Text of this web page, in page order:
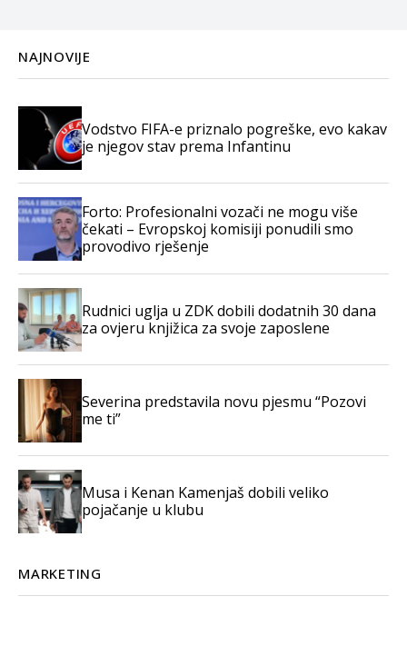
NAJNOVIJE
Vodstvo FIFA-e priznalo pogreške, evo kakav
je njegov stav prema Infantinu
Forto: Profesionalni vozači ne mogu više
čekati – Evropskoj komisiji ponudili smo
provodivo rješenje
Rudnici uglja u ZDK dobili dodatnih 30 dana
za ovjeru knjižica za svoje zaposlene
Severina predstavila novu pjesmu “Pozovi
me ti”
Musa i Kenan Kamenjaš dobili veliko
pojačanje u klubu
MARKETING